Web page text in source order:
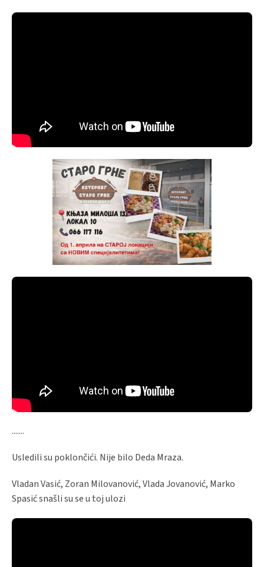
.......
Usledili su poklončići. Nije bilo Deda Mraza.
Vladan Vasić, Zoran Milovanović, Vlada Jovanović, Marko
Spasić snašli su se u toj ulozi